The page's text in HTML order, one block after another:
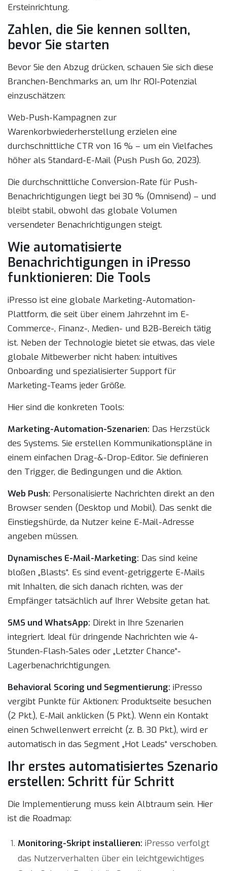
Ersteinrichtung.
Zahlen, die Sie kennen sollten,
bevor Sie starten
Bevor Sie den Abzug drücken, schauen Sie sich diese
Branchen-Benchmarks an, um Ihr ROI-Potenzial
einzuschätzen:
Web-Push-Kampagnen zur
Warenkorbwiederherstellung erzielen eine
durchschnittliche CTR von 16 % – um ein Vielfaches
höher als Standard-E-Mail (Push Push Go, 2023).
Die durchschnittliche Conversion-Rate für Push-
Benachrichtigungen liegt bei 30 % (Omnisend) – und
bleibt stabil, obwohl das globale Volumen
versendeter Benachrichtigungen steigt.
Wie automatisierte
Benachrichtigungen in iPresso
funktionieren: Die Tools
iPresso ist eine globale Marketing-Automation-
Plattform, die seit über einem Jahrzehnt im E-
Commerce-, Finanz-, Medien- und B2B-Bereich tätig
ist. Neben der Technologie bietet sie etwas, das viele
globale Mitbewerber nicht haben: intuitives
Onboarding und spezialisierter Support für
Marketing-Teams jeder Größe.
Hier sind die konkreten Tools:
Marketing-Automation-Szenarien: Das Herzstück
des Systems. Sie erstellen Kommunikationspläne in
einem einfachen Drag-&-Drop-Editor. Sie definieren
den Trigger, die Bedingungen und die Aktion.
Web Push: Personalisierte Nachrichten direkt an den
Browser senden (Desktop und Mobil). Das senkt die
Einstiegshürde, da Nutzer keine E-Mail-Adresse
angeben müssen.
Dynamisches E-Mail-Marketing: Das sind keine
bloßen „Blasts“. Es sind event-getriggerte E-Mails
mit Inhalten, die sich danach richten, was der
Empfänger tatsächlich auf Ihrer Website getan hat.
SMS und WhatsApp: Direkt in Ihre Szenarien
integriert. Ideal für dringende Nachrichten wie 4-
Stunden-Flash-Sales oder „Letzter Chance“-
Lagerbenachrichtigungen.
Behavioral Scoring und Segmentierung: iPresso
vergibt Punkte für Aktionen: Produktseite besuchen
(2 Pkt.), E-Mail anklicken (5 Pkt.). Wenn ein Kontakt
einen Schwellenwert erreicht (z. B. 30 Pkt.), wird er
automatisch in das Segment „Hot Leads“ verschoben.
Ihr erstes automatisiertes Szenario
erstellen: Schritt für Schritt
Die Implementierung muss kein Albtraum sein. Hier
ist die Roadmap:
Monitoring-Skript installieren: iPresso verfolgt
das Nutzerverhalten über ein leichtgewichtiges